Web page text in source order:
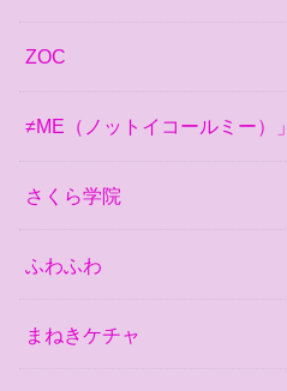
ZOC
≠ME（ノットイコールミー）」
さくら学院
ふわふわ
まねきケチャ